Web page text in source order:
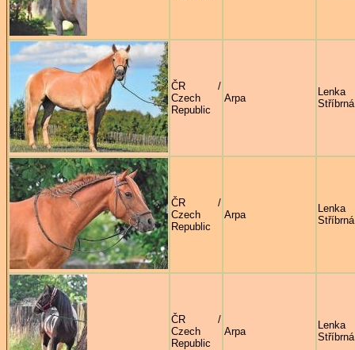
ČR /
Czech
Republic
Arpa
Lenka
Stříbrná
ČR /
Czech
Republic
Arpa
Lenka
Stříbrná
ČR /
Czech
Republic
Arpa
Lenka
Stříbrná